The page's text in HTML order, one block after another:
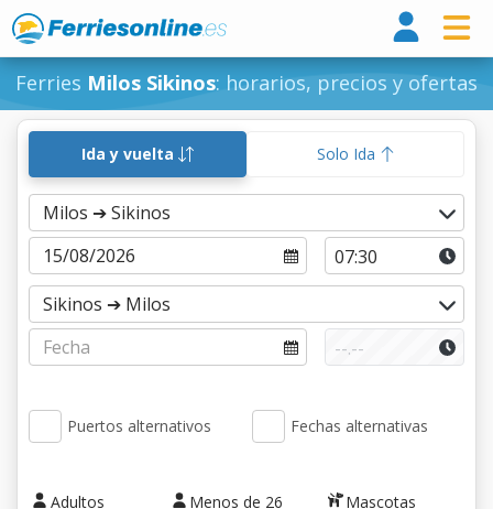
Ferries Milos Sikinos: horarios, precios y ofertas
Ida y vuelta Solo Ida
Puertos alternativos Fechas alternativas
Adultos Menos de 26 Mascotas